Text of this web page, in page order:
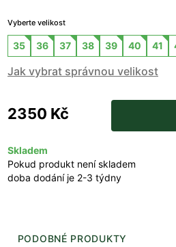
Vyberte velikost
35 36 37 38 39 40 41
Jak vybrat správnou velikost
2350 Kč
Skladem
Pokud produkt není skladem
doba dodání je 2-3 týdny
PODOBNÉ PRODUKTY